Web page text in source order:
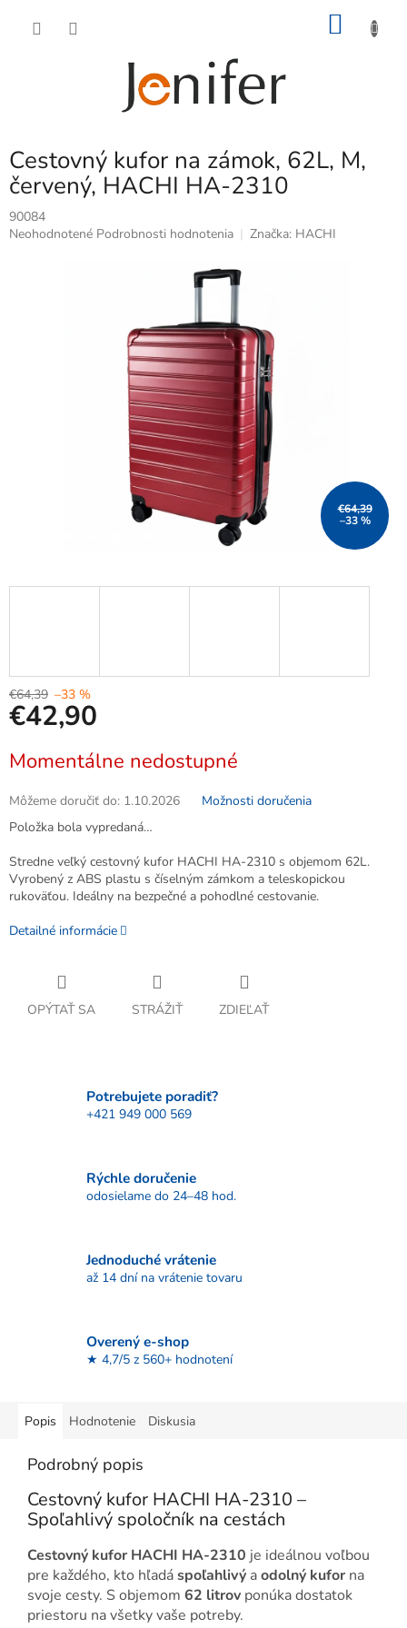
Cestovný kufor na zámok, 62L, M,
červený, HACHI HA-2310
90084
Priemerné
Neohodnotené Podrobnosti hodnotenia Značka: HACHI
€64,39
–33 %
€64,39 –33 %
€42,90
cena:
Momentálne nedostupné
Môžeme doručiť do: 1.10.2026
Možnosti doručenia
Položka bola vypredaná…
Stredne veľký cestovný kufor HACHI HA-2310 s objemom 62L.
Vyrobený z ABS plastu s číselným zámkom a teleskopickou
rukoväťou. Ideálny na bezpečné a pohodlné cestovanie.
Detailné informácie
OPÝTAŤ SA STRÁŽIŤ ZDIEĽAŤ
Potrebujete poradiť?
+421 949 000 569
Rýchle doručenie
odosielame do 24–48 hod.
Jednoduché vrátenie
až 14 dní na vrátenie tovaru
Overený e-shop
★ 4,7/5 z 560+ hodnotení
Popis Hodnotenie Diskusia
Podrobný popis
Cestovný kufor HACHI HA-2310 –
Spoľahlivý spoločník na cestách
Cestovný kufor HACHI HA-2310 je ideálnou voľbou
pre každého, kto hľadáspoľahlivý aodolný kufor na
svoje cesty. S objemom 62 litrov ponúka dostatok
priestoru na všetky vaše potreby.